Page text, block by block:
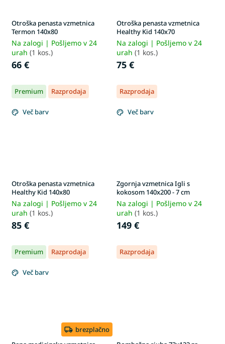
Otroška penasta vzmetnica
Termon 140x80
Na zalogi | Pošljemo v 24
urah (1 kos.)
66 €
Otroška penasta vzmetnica
Healthy Kid 140x70
Na zalogi | Pošljemo v 24
urah (1 kos.)
75 €
Premium Razprodaja
Več barv
Otroška penasta vzmetnica
Healthy Kid 140x80
Na zalogi | Pošljemo v 24
urah (1 kos.)
85 €
Razprodaja
Več barv
Zgornja vzmetnica Igli s
kokosom 140x200 - 7 cm
Na zalogi | Pošljemo v 24
urah (1 kos.)
149 €
Premium Razprodaja
Več barv
brezplačno
Razprodaja